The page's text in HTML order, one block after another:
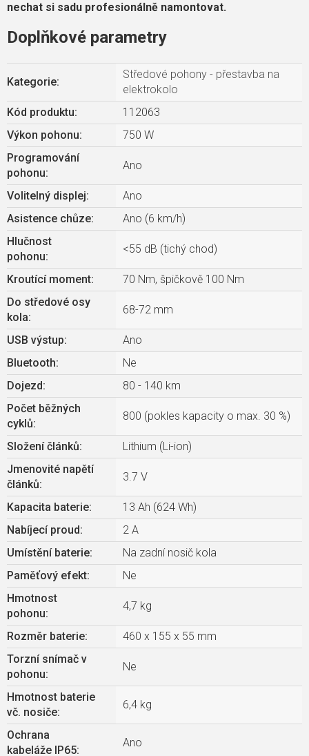
nechat si sadu profesionálně namontovat.
Doplňkové parametry
Kategorie:
Středové pohony - přestavba na
elektrokolo
Kód produktu:
112063
Výkon pohonu:
750 W
Programování
pohonu:
Ano
Volitelný displej:
Ano
Asistence chůze:
Ano (6 km/h)
Hlučnost
pohonu:
<55 dB (tichý chod)
Kroutící moment:
70 Nm, špičkově 100 Nm
Do středové osy
kola:
68-72 mm
USB výstup:
Ano
Bluetooth:
Ne
Dojezd:
80 - 140 km
Počet běžných
cyklů:
800 (pokles kapacity o max. 30 %)
Složení článků:
Lithium (Li-ion)
Jmenovité napětí
článků:
3.7 V
Kapacita baterie:
13 Ah (624 Wh)
Nabíjecí proud:
2 A
Umístění baterie:
Na zadní nosič kola
Paměťový efekt:
Ne
Hmotnost
pohonu:
4,7 kg
Rozměr baterie:
460 x 155 x 55 mm
Torzní snímač v
pohonu:
Ne
Hmotnost baterie
vč. nosiče:
6,4 kg
Ochrana
kabeláže IP65:
Ano